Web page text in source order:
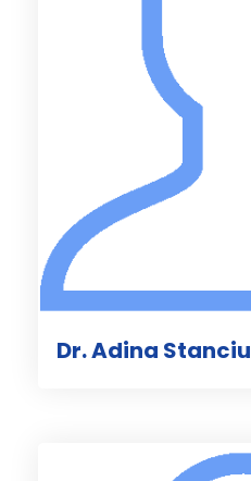
Dr. Adina Stanciu